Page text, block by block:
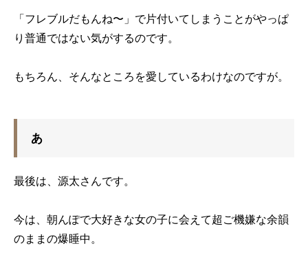
「フレブルだもんね〜」で片付いてしまうことがやっぱ
り普通ではない気がするのです。
もちろん、そんなところを愛しているわけなのですが。
あ
最後は、源太さんです。
今は、朝んぽで大好きな女の子に会えて超ご機嫌な余韻
のままの爆睡中。